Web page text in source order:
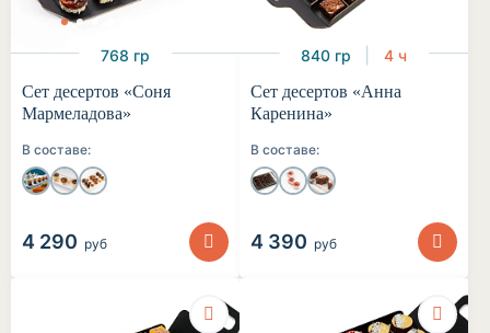
768 гр
Сет десертов «Соня
Мармеладова»
В составе:
4 290 руб
840 гр
4 ч
Сет десертов «Анна
Каренина»
В составе:
4 390 руб